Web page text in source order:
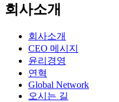
회사소개
회사소개
CEO 메시지
윤리경영
연혁
Global Network
오시는 길